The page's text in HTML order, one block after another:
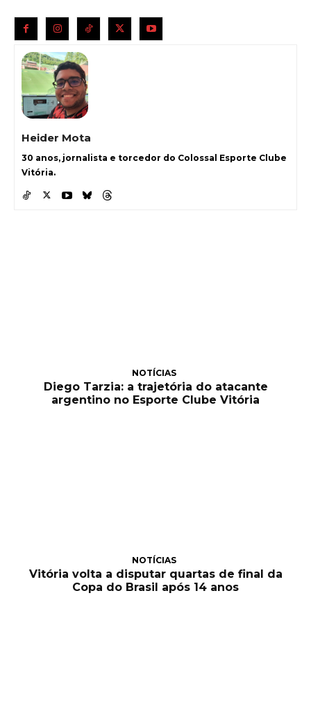
Heider Mota
30 anos, jornalista e torcedor do Colossal Esporte Clube
Vitória.
NOTÍCIAS
Diego Tarzia: a trajetória do atacante
argentino no Esporte Clube Vitória
NOTÍCIAS
Vitória volta a disputar quartas de final da
Copa do Brasil após 14 anos